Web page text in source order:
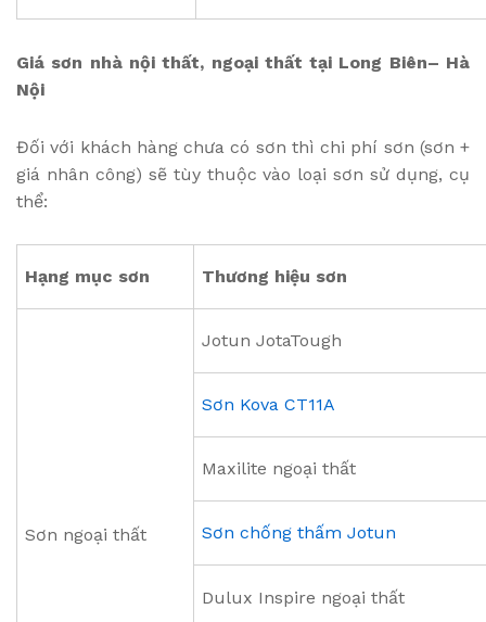
Giá sơn nhà nội thất, ngoại thất tại Long Biên– Hà
Nội
Đối với khách hàng chưa có sơn thì chi phí sơn (sơn +
giá nhân công) sẽ tùy thuộc vào loại sơn sử dụng, cụ
thể:
Hạng mục sơn Thương hiệu sơn
Sơn ngoại thất
Jotun JotaTough
Sơn Kova CT11A
Maxilite ngoại thất
Sơn chống thấm Jotun
Dulux Inspire ngoại thất